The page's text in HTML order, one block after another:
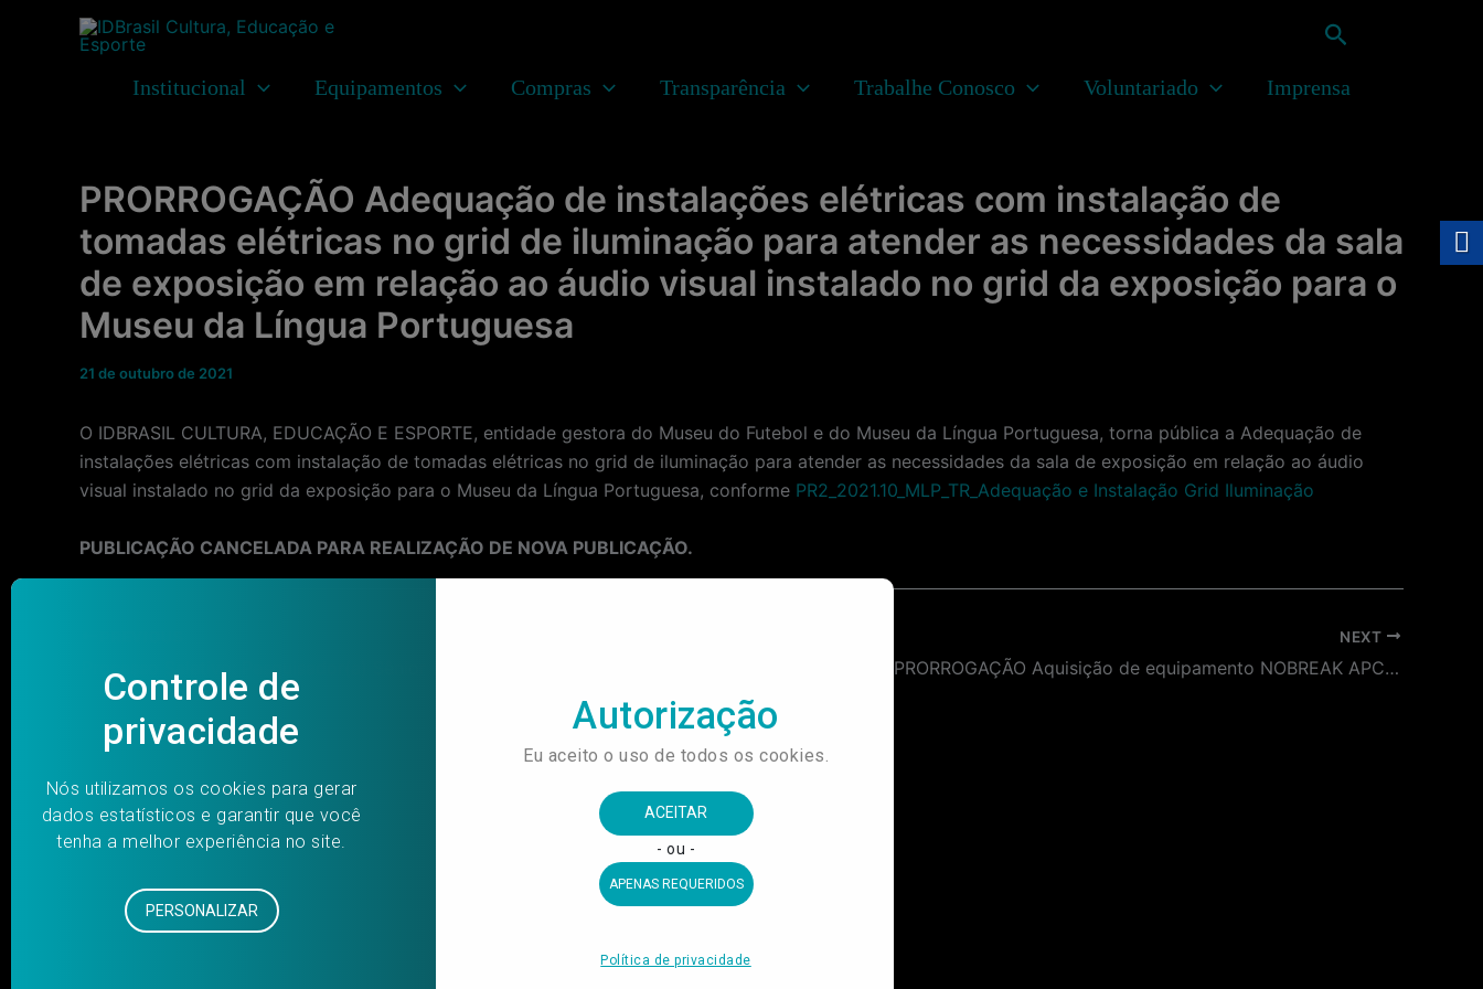
Pesquisar
Institucional Equipamentos Compras Transparência Trabalhe Conosco Voluntariado Imprensa
PRORROGAÇÃO Adequação de instalações elétricas com instalação de
tomadas elétricas no grid de iluminação para atender as necessidades da sala
de exposição em relação ao áudio visual instalado no grid da exposição para o
Museu da Língua Portuguesa
21 de outubro de 2021
O IDBRASIL CULTURA, EDUCAÇÃO E ESPORTE, entidade gestora do Museu do Futebol e do Museu da Língua Portuguesa, torna pública a Adequação de
instalações elétricas com instalação de tomadas elétricas no grid de iluminação para atender as necessidades da sala de exposição em relação ao áudio
visual instalado no grid da exposição para o Museu da Língua Portuguesa, conforme PR2_2021.10_MLP_TR_Adequação e Instalação Grid Iluminação
PUBLICAÇÃO CANCELADA PARA REALIZAÇÃO DE NOVA PUBLICAÇÃO.
NEXT
PRORROGAÇÃO Aquisição de equipamento NOBREAK APC TRIFÁSICO 10KVA 400V COM BATERIAS INTERNAS (15 MINUTOS DE AUTONOMIA) , PLACA DE REDE APC E INSTALAÇÃO para MUSEU DA LÍNGUA PORTUGUESA.